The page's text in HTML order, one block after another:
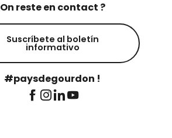
On reste en contact ?
Suscríbete al boletín
informativo
#paysdegourdon !